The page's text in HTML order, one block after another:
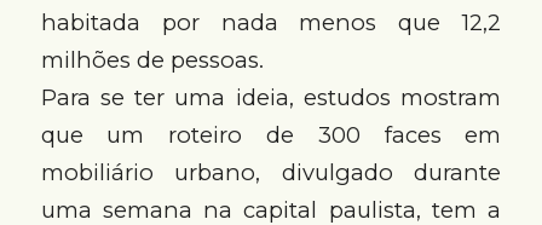
habitada por nada menos que 12,2
milhões de pessoas.
Para se ter uma ideia, estudos mostram
que um roteiro de 300 faces em
mobiliário urbano, divulgado durante
uma semana na capital paulista, tem a